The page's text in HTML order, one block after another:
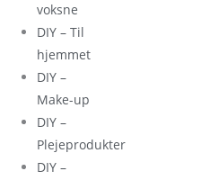
voksne
DIY – Til
hjemmet
DIY –
Make-up
DIY –
Plejeprodukter
DIY –